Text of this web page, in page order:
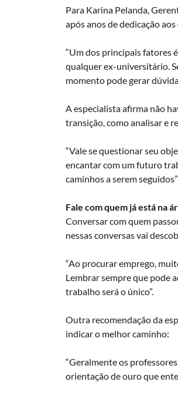
Para Karina Pelanda,
após anos de dedicação
“Um dos principais fatores
qualquer ex-universitário.
momento pode gerar
A especialista afirma não
transição, como analisar e
“Vale se questionar seu
encantar com um futuro
caminhos a serem seguidos”
Fale com quem já está na
Conversar com quem
nessas conversas vai
“Ao procurar emprego,
Lembrar sempre que pode
trabalho será o único”.
Outra recomendação da
indicar o melhor caminho:
“Geralmente os
orientação de ouro que